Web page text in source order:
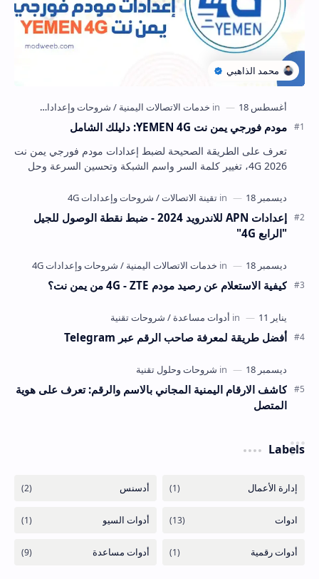
مودم فورجي يمن نت YEMEN 4G: دليلك الشامل
تعرف على الطريقة الصحيحة لضبط إعدادات مودم فورجي يمن نت
4G 2026، تغيير كلمة السر واسم الشبكة وتحسين السرعة وحل
إعدادات APN للاندرويد 2024 - ضبط نقطة الوصول للجيل
"الرابع 4G"
كيفية الاستعلام عن رصيد مودم 4G - ZTE من يمن نت؟
أفضل طريقة لمعرفة صاحب الرقم عبر Telegram
كاشف الارقام اليمنية المجاني بالاسم والرقم: تعرف على هوية
المتصل
Labels